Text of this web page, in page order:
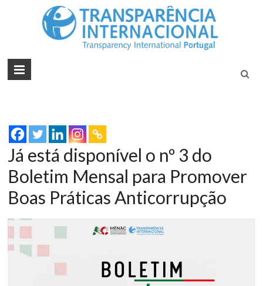
Já está disponível o nº 3 do
Boletim Mensal para Promover
Boas Práticas Anticorrupção